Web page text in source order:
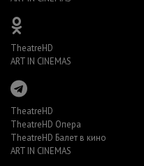
TheatreHD
ART IN CINEMAS
TheatreHD
TheatreHD Опера
TheatreHD Балет в кино
ART IN CINEMAS